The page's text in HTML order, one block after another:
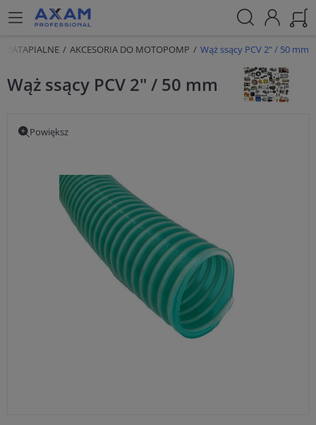
ZATAPIALNE AKCESORIA DO MOTOPOMP Wąż ssący PCV 2" / 50 mm
Wąż ssący PCV 2" / 50 mm
Powiększ